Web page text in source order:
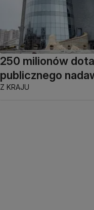
250 milionów
publicznego
Z KRAJU